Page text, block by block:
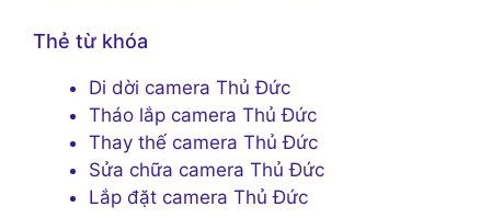
Thẻ từ khóa
Di dời camera Thủ Đức
Tháo lắp camera Thủ Đức
Thay thế camera Thủ Đức
Sửa chữa camera Thủ Đức
Lắp đặt camera Thủ Đức